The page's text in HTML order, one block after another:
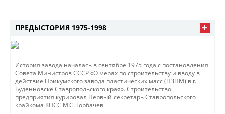
ПРЕДЫСТОРИЯ 1975-1998
История завода началась в сентябре 1975 года с постановления
Совета Министров СССР «О мерах по строительству и вводу в
действие Прикумского завода пластических масс (ПЗПМ) в г.
Буденновске Ставропольского края». Строительство
предприятия курировал Первый секретарь Ставропольского
крайкома КПСС М.С. Горбачев.